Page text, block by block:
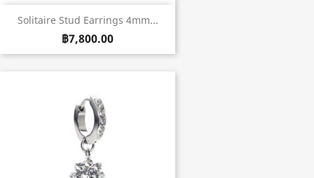
Solitaire Stud Earrings 4mm...
฿7,800.00